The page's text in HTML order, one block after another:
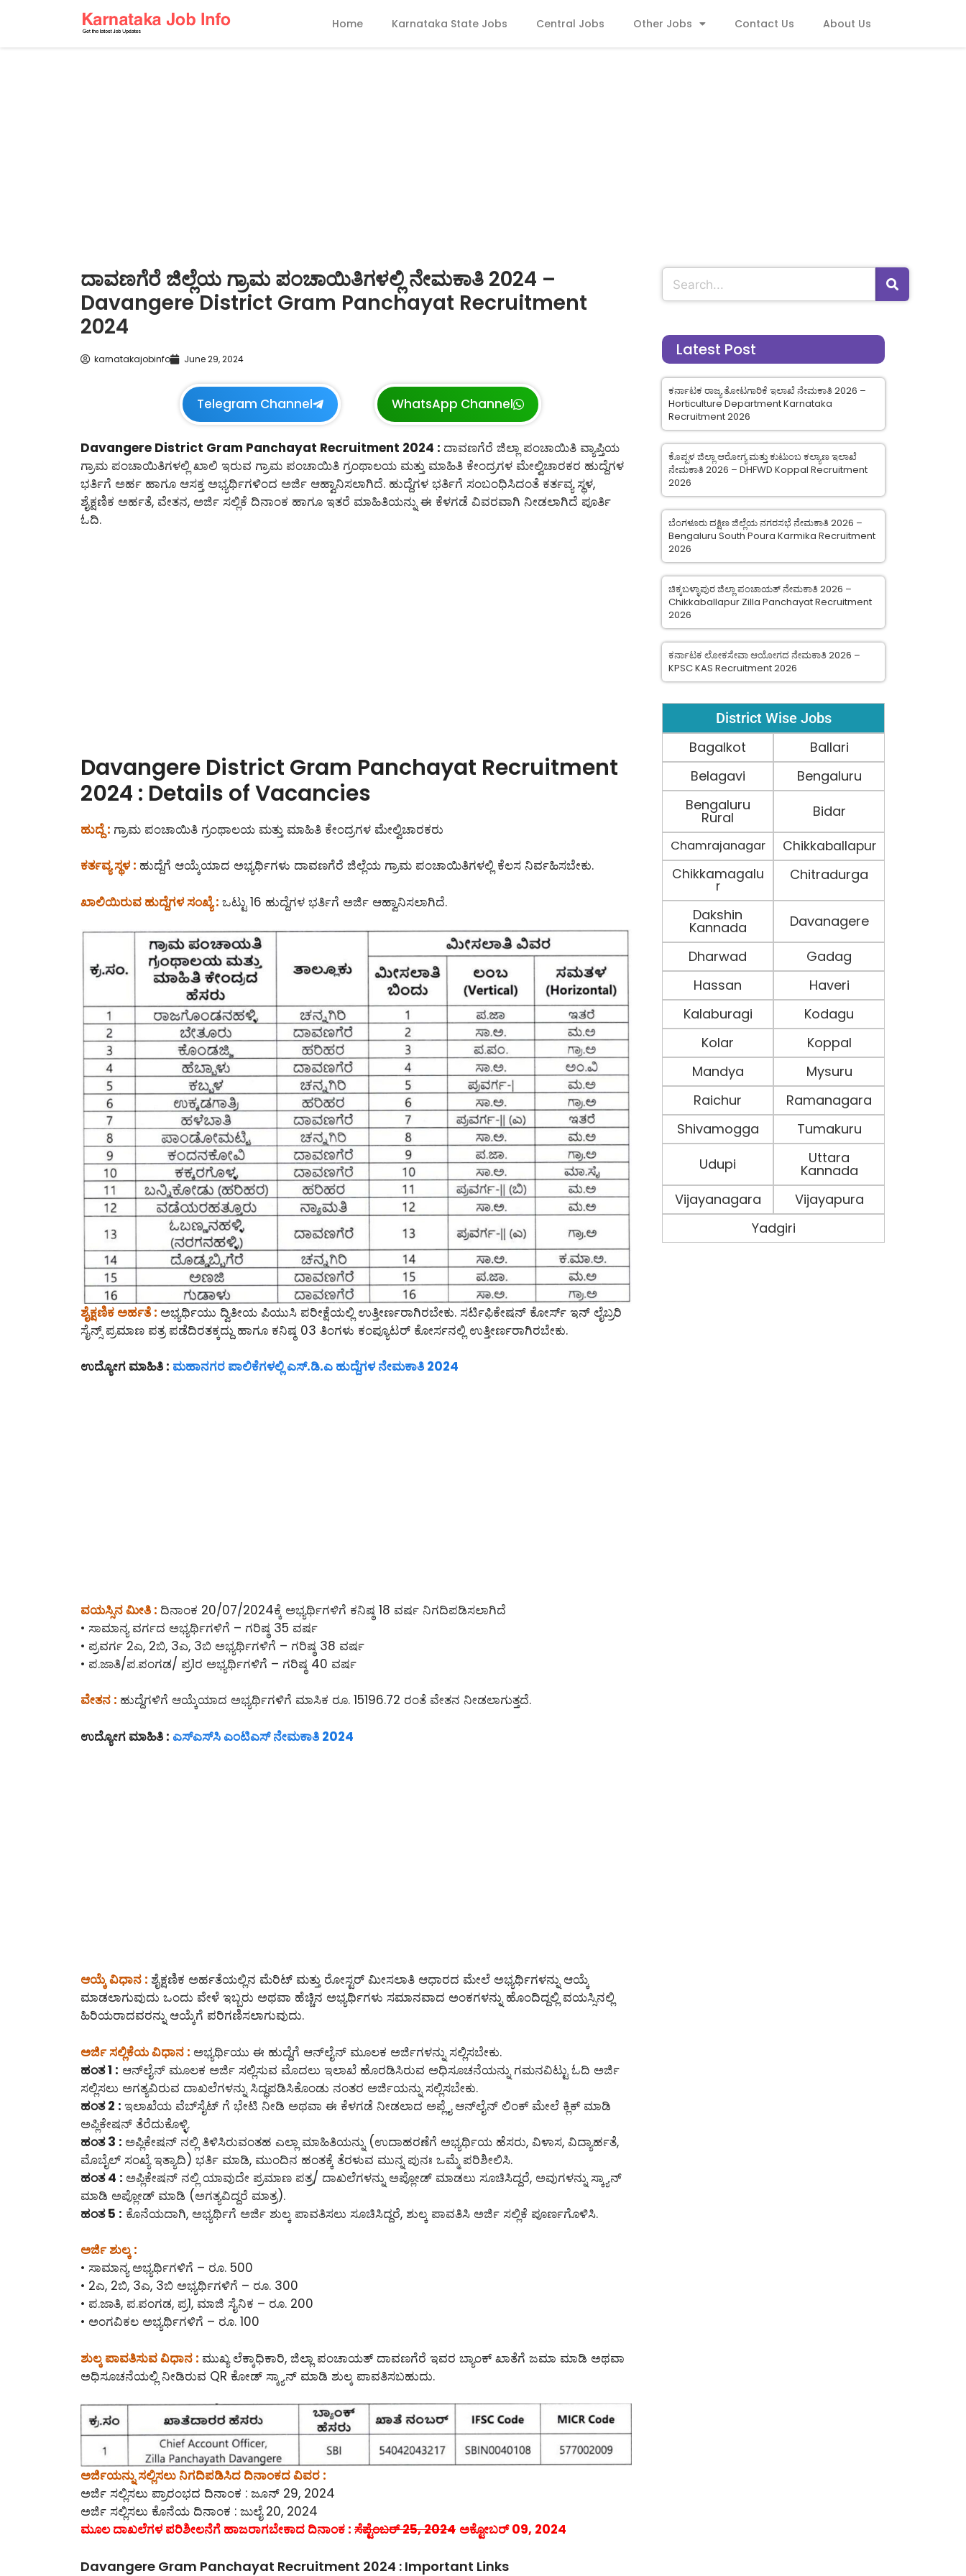
Home Karnataka State Jobs Central Jobs Other Jobs Contact Us About Us
ದಾವಣಗೆರೆ ಜಿಲ್ಲೆಯ ಗ್ರಾಮ ಪಂಚಾಯಿತಿಗಳಲ್ಲಿ ನೇಮಕಾತಿ 2024 –
Davangere District Gram Panchayat Recruitment
2024
karnatakajobinfo June 29, 2024
Telegram Channel WhatsApp Channel
Davangere District Gram Panchayat Recruitment 2024 : ದಾವಣಗೆರೆ ಜಿಲ್ಲಾ ಪಂಚಾಯಿತಿ ವ್ಯಾಪ್ತಿಯ
ಗ್ರಾಮ ಪಂಚಾಯಿತಿಗಳಲ್ಲಿ ಖಾಲಿ ಇರುವ ಗ್ರಾಮ ಪಂಚಾಯಿತಿ ಗ್ರಂಥಾಲಯ ಮತ್ತು ಮಾಹಿತಿ ಕೇಂದ್ರಗಳ ಮೇಲ್ವಿಚಾರಕರ ಹುದ್ದೆಗಳ
ಭರ್ತಿಗೆ ಅರ್ಹ ಹಾಗೂ ಆಸಕ್ತ ಅಭ್ಯರ್ಥಿಗಳಿಂದ ಅರ್ಜಿ ಆಹ್ವಾನಿಸಲಾಗಿದೆ. ಹುದ್ದೆಗಳ ಭರ್ತಿಗೆ ಸಂಬಂಧಿಸಿದಂತೆ ಕರ್ತವ್ಯ ಸ್ಥಳ,
ಶೈಕ್ಷಣಿಕ ಅರ್ಹತೆ, ವೇತನ, ಅರ್ಜಿ ಸಲ್ಲಿಕೆ ದಿನಾಂಕ ಹಾಗೂ ಇತರೆ ಮಾಹಿತಿಯನ್ನು ಈ ಕೆಳಗಡೆ ವಿವರವಾಗಿ ನೀಡಲಾಗಿದೆ ಪೂರ್ತಿ
ಓದಿ.
Davangere District Gram Panchayat Recruitment
2024 : Details of Vacancies
ಹುದ್ದೆ : ಗ್ರಾಮ ಪಂಚಾಯಿತಿ ಗ್ರಂಥಾಲಯ ಮತ್ತು ಮಾಹಿತಿ ಕೇಂದ್ರಗಳ ಮೇಲ್ವಿಚಾರಕರು
ಕರ್ತವ್ಯ ಸ್ಥಳ : ಹುದ್ದೆಗೆ ಆಯ್ಕೆಯಾದ ಅಭ್ಯರ್ಥಿಗಳು ದಾವಣಗೆರೆ ಜಿಲ್ಲೆಯ ಗ್ರಾಮ ಪಂಚಾಯಿತಿಗಳಲ್ಲಿ ಕೆಲಸ ನಿರ್ವಹಿಸಬೇಕು.
ಖಾಲಿಯಿರುವ ಹುದ್ದೆಗಳ ಸಂಖ್ಯೆ : ಒಟ್ಟು 16 ಹುದ್ದೆಗಳ ಭರ್ತಿಗೆ ಅರ್ಜಿ ಆಹ್ವಾನಿಸಲಾಗಿದೆ.
ಶೈಕ್ಷಣಿಕ ಅರ್ಹತೆ : ಅಭ್ಯರ್ಥಿಯು ದ್ವಿತೀಯ ಪಿಯುಸಿ ಪರೀಕ್ಷೆಯಲ್ಲಿ ಉತ್ತೀರ್ಣರಾಗಿರಬೇಕು. ಸರ್ಟಿಫಿಕೇಷನ್ ಕೋರ್ಸ್ ಇನ್ ಲೈಬ್ರರಿ
ಸೈನ್ಸ್ ಪ್ರಮಾಣ ಪತ್ರ ಪಡೆದಿರತಕ್ಕದ್ದು ಹಾಗೂ ಕನಿಷ್ಠ 03 ತಿಂಗಳು ಕಂಪ್ಯೂಟರ್ ಕೋರ್ಸನಲ್ಲಿ ಉತ್ತೀರ್ಣರಾಗಿರಬೇಕು.
ಉದ್ಯೋಗ ಮಾಹಿತಿ : ಮಹಾನಗರ ಪಾಲಿಕೆಗಳಲ್ಲಿ ಎಸ್.ಡಿ.ಎ ಹುದ್ದೆಗಳ ನೇಮಕಾತಿ 2024
ವಯಸ್ಸಿನ ಮೀತಿ : ದಿನಾಂಕ 20/07/2024ಕ್ಕೆ ಅಭ್ಯರ್ಥಿಗಳಿಗೆ ಕನಿಷ್ಠ 18 ವರ್ಷ ನಿಗದಿಪಡಿಸಲಾಗಿದೆ
• ಸಾಮಾನ್ಯ ವರ್ಗದ ಅಭ್ಯರ್ಥಿಗಳಿಗೆ – ಗರಿಷ್ಠ 35 ವರ್ಷ
• ಪ್ರವರ್ಗ 2ಎ, 2ಬಿ, 3ಎ, 3ಬಿ ಅಭ್ಯರ್ಥಿಗಳಿಗೆ – ಗರಿಷ್ಠ 38 ವರ್ಷ
• ಪ.ಜಾತಿ/ಪ.ಪಂಗಡ/ ಪ್ರ1ರ ಅಭ್ಯರ್ಥಿಗಳಿಗೆ – ಗರಿಷ್ಠ 40 ವರ್ಷ
ವೇತನ : ಹುದ್ದೆಗಳಿಗೆ ಆಯ್ಕೆಯಾದ ಅಭ್ಯರ್ಥಿಗಳಿಗೆ ಮಾಸಿಕ ರೂ. 15196.72 ರಂತೆ ವೇತನ ನೀಡಲಾಗುತ್ತದೆ.
ಉದ್ಯೋಗ ಮಾಹಿತಿ : ಎಸ್‌ಎಸ್‌ಸಿ ಎಂಟಿಎಸ್ ನೇಮಕಾತಿ 2024
ಆಯ್ಕೆ ವಿಧಾನ : ಶೈಕ್ಷಣಿಕ ಅರ್ಹತೆಯಲ್ಲಿನ ಮೆರಿಟ್ ಮತ್ತು ರೋಸ್ಟರ್ ಮೀಸಲಾತಿ ಆಧಾರದ ಮೇಲೆ ಅಭ್ಯರ್ಥಿಗಳನ್ನು ಆಯ್ಕೆ
ಮಾಡಲಾಗುವುದು ಒಂದು ವೇಳೆ ಇಬ್ಬರು ಅಥವಾ ಹೆಚ್ಚಿನ ಅಭ್ಯರ್ಥಿಗಳು ಸಮಾನವಾದ ಅಂಕಗಳನ್ನು ಹೊಂದಿದ್ದಲ್ಲಿ ವಯಸ್ಸಿನಲ್ಲಿ
ಹಿರಿಯರಾದವರನ್ನು ಆಯ್ಕೆಗೆ ಪರಿಗಣಿಸಲಾಗುವುದು.
ಅರ್ಜಿ ಸಲ್ಲಿಕೆಯ ವಿಧಾನ : ಅಭ್ಯರ್ಥಿಯು ಈ ಹುದ್ದೆಗೆ ಆನ್‌ಲೈನ್‌ ಮೂಲಕ ಅರ್ಜಿಗಳನ್ನು ಸಲ್ಲಿಸಬೇಕು.
ಹಂತ 1 : ಆನ್‌ಲೈನ್‌ ಮೂಲಕ ಅರ್ಜಿ ಸಲ್ಲಿಸುವ ಮೊದಲು ಇಲಾಖೆ ಹೊರಡಿಸಿರುವ ಅಧಿಸೂಚನೆಯನ್ನು ಗಮನವಿಟ್ಟು ಓದಿ ಅರ್ಜಿ
ಸಲ್ಲಿಸಲು ಅಗತ್ಯವಿರುವ ದಾಖಲೆಗಳನ್ನು ಸಿದ್ಧಪಡಿಸಿಕೊಂಡು ನಂತರ ಅರ್ಜಿಯನ್ನು ಸಲ್ಲಿಸಬೇಕು.
ಹಂತ 2 : ಇಲಾಖೆಯ ವೆಬ್‌ಸೈಟ್ ಗೆ ಭೇಟಿ ನೀಡಿ ಅಥವಾ ಈ ಕೆಳಗಡೆ ನೀಡಲಾದ ಅಪ್ಲೈ ಆನ್‌ಲೈನ್‌ ಲಿಂಕ್ ಮೇಲೆ ಕ್ಲಿಕ್ ಮಾಡಿ
ಅಪ್ಲಿಕೇಷನ್ ತೆರೆದುಕೊಳ್ಳಿ.
ಹಂತ 3 : ಅಪ್ಲಿಕೇಷನ್ ನಲ್ಲಿ ತಿಳಿಸಿರುವಂತಹ ಎಲ್ಲಾ ಮಾಹಿತಿಯನ್ನು (ಉದಾಹರಣೆಗೆ ಅಭ್ಯರ್ಥಿಯ ಹೆಸರು, ವಿಳಾಸ, ವಿದ್ಯಾರ್ಹತೆ,
ಮೊಬೈಲ್ ಸಂಖ್ಯೆ ಇತ್ಯಾದಿ) ಭರ್ತಿ ಮಾಡಿ, ಮುಂದಿನ ಹಂತಕ್ಕೆ ತೆರಳುವ ಮುನ್ನ ಪುನಃ ಒಮ್ಮೆ ಪರಿಶೀಲಿಸಿ.
ಹಂತ 4 : ಅಪ್ಲಿಕೇಷನ್ ನಲ್ಲಿ ಯಾವುದೇ ಪ್ರಮಾಣ ಪತ್ರ/ ದಾಖಲೆಗಳನ್ನು ಅಪ್ಲೋಡ್ ಮಾಡಲು ಸೂಚಿಸಿದ್ದರೆ, ಅವುಗಳನ್ನು ಸ್ಕ್ಯಾನ್
ಮಾಡಿ ಅಪ್ಲೋಡ್ ಮಾಡಿ (ಅಗತ್ಯವಿದ್ದರೆ ಮಾತ್ರ).
ಹಂತ 5 : ಕೊನೆಯದಾಗಿ, ಅಭ್ಯರ್ಥಿಗೆ ಅರ್ಜಿ ಶುಲ್ಕ ಪಾವತಿಸಲು ಸೂಚಿಸಿದ್ದರೆ, ಶುಲ್ಕ ಪಾವತಿಸಿ ಅರ್ಜಿ ಸಲ್ಲಿಕೆ ಪೂರ್ಣಗೊಳಿಸಿ.
ಅರ್ಜಿ ಶುಲ್ಕ :
• ಸಾಮಾನ್ಯ ಅಭ್ಯರ್ಥಿಗಳಿಗೆ – ರೂ. 500
• 2ಎ, 2ಬಿ, 3ಎ, 3ಬಿ ಅಭ್ಯರ್ಥಿಗಳಿಗೆ – ರೂ. 300
• ಪ.ಜಾತಿ, ಪ.ಪಂಗಡ, ಪ್ರ1, ಮಾಜಿ ಸೈನಿಕ – ರೂ. 200
• ಅಂಗವಿಕಲ ಅಭ್ಯರ್ಥಿಗಳಿಗೆ – ರೂ. 100
ಶುಲ್ಕ ಪಾವತಿಸುವ ವಿಧಾನ : ಮುಖ್ಯ ಲೆಕ್ಕಾಧಿಕಾರಿ, ಜಿಲ್ಲಾ ಪಂಚಾಯತ್ ದಾವಣಗೆರೆ ಇವರ ಬ್ಯಾಂಕ್ ಖಾತೆಗೆ ಜಮಾ ಮಾಡಿ ಅಥವಾ
ಅಧಿಸೂಚನೆಯಲ್ಲಿ ನೀಡಿರುವ QR ಕೋಡ್ ಸ್ಕ್ಯಾನ್ ಮಾಡಿ ಶುಲ್ಕ ಪಾವತಿಸಬಹುದು.
ಅರ್ಜಿಯನ್ನು ಸಲ್ಲಿಸಲು ನಿಗದಿಪಡಿಸಿದ ದಿನಾಂಕದ ವಿವರ :
ಅರ್ಜಿ ಸಲ್ಲಿಸಲು ಪ್ರಾರಂಭದ ದಿನಾಂಕ : ಜೂನ್ 29, 2024
ಅರ್ಜಿ ಸಲ್ಲಿಸಲು ಕೊನೆಯ ದಿನಾಂಕ : ಜುಲೈ 20, 2024
ಮೂಲ ದಾಖಲೆಗಳ ಪರಿಶೀಲನೆಗೆ ಹಾಜರಾಗಬೇಕಾದ ದಿನಾಂಕ : ಸೆಪ್ಟೆಂಬರ್ 25, 2024 ಅಕ್ಟೋಬರ್ 09, 2024
Davangere Gram Panchayat Recruitment 2024 : Important Links
Latest Post
ಕರ್ನಾಟಕ ರಾಜ್ಯ ತೋಟಗಾರಿಕೆ ಇಲಾಖೆ ನೇಮಕಾತಿ 2026 –
Horticulture Department Karnataka
Recruitment 2026
ಕೊಪ್ಪಳ ಜಿಲ್ಲಾ ಆರೋಗ್ಯ ಮತ್ತು ಕುಟುಂಬ ಕಲ್ಯಾಣ ಇಲಾಖೆ
ನೇಮಕಾತಿ 2026 – DHFWD Koppal Recruitment
2026
ಬೆಂಗಳೂರು ದಕ್ಷಿಣ ಜಿಲ್ಲೆಯ ನಗರಸಭೆ ನೇಮಕಾತಿ 2026 –
Bengaluru South Poura Karmika Recruitment
2026
ಚಿಕ್ಕಬಳ್ಳಾಪುರ ಜಿಲ್ಲಾ ಪಂಚಾಯತ್ ನೇಮಕಾತಿ 2026 –
Chikkaballapur Zilla Panchayat Recruitment
2026
ಕರ್ನಾಟಕ ಲೋಕಸೇವಾ ಆಯೋಗದ ನೇಮಕಾತಿ 2026 –
KPSC KAS Recruitment 2026
District Wise Jobs
Bagalkot
Ballari
Belagavi
Bengaluru
Bengaluru
Rural Bidar
Chamrajanagar
Chikkaballapur
Chikkamagalu
r
Chitradurga
Dakshin
Kannada
Davanagere
Dharwad
Gadag
Hassan
Haveri
Kalaburagi
Kodagu
Kolar
Koppal
Mandya
Mysuru
Raichur
Ramanagara
Shivamogga
Tumakuru
Udupi
Uttara
Kannada
Vijayanagara
Vijayapura
Yadgiri